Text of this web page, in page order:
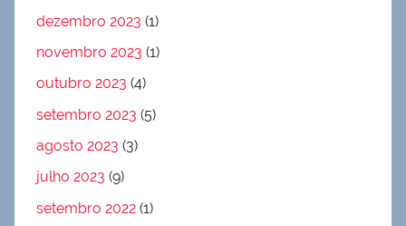
dezembro 2023 (1)
novembro 2023 (1)
outubro 2023 (4)
setembro 2023 (5)
agosto 2023 (3)
julho 2023 (9)
setembro 2022 (1)